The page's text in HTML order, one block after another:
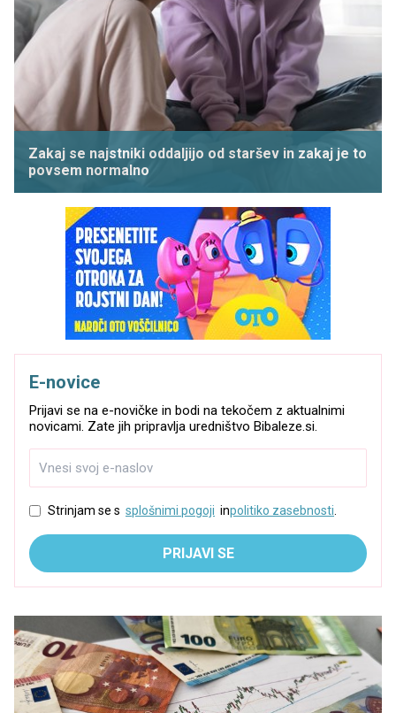
Zakaj se najstniki oddaljijo od staršev in zakaj je to
povsem normalno
E-novice
Prijavi se na e-novičke in bodi na tekočem z aktualnimi
novicami. Zate jih pripravlja uredništvo Bibaleze.si.
Strinjam se s splošnimi pogoji inpolitiko zasebnosti
PRIJAVI SE